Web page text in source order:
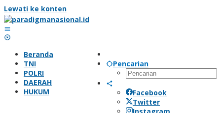
Lewati ke konten
Pencarian
Facebook
Twitter
Beranda
TNI
POLRI
DAERAH
HUKUM